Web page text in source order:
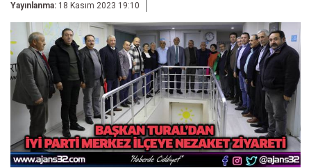
Yayınlanma: 18 Kasım 2023 19:10